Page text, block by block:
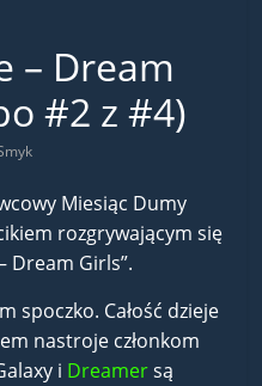
– Dream
#2 z #4)
Miesiąc Dumy
rozgrywającym się
Dream Girls”.
spoczko. Całość dzieje
nastroje członkom
i Dreamersą